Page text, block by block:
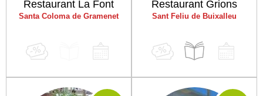
Restaurant La Font
Santa Coloma de Gramenet
Restaurant Grions
Sant Feliu de Buixalleu